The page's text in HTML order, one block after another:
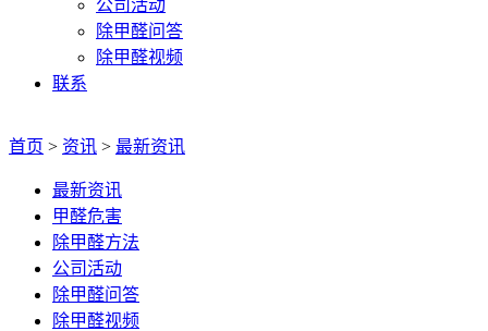
公司活动
除甲醛问答
除甲醛视频
联系
首页 > 资讯 > 最新资讯
最新资讯
甲醛危害
除甲醛方法
公司活动
除甲醛问答
除甲醛视频